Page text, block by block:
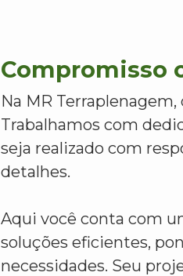
Compromisso
Na MR
Trabalhamos com
seja realizado com
detalhes.
Aqui você conta com
soluções eficientes,
necessidades. Seu